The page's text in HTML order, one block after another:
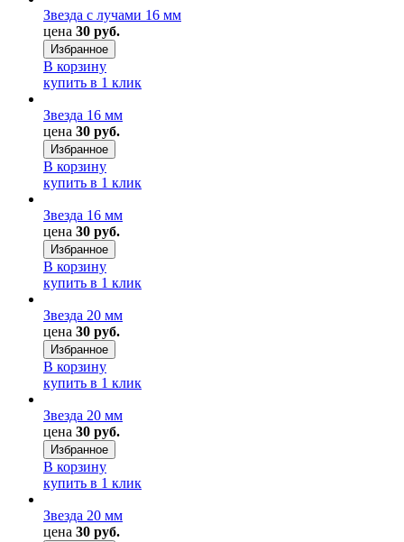
Звезда с лучами 16 мм
цена 30 руб.
Избранное
В корзину
купить в 1 клик
Звезда 16 мм
цена 30 руб.
Избранное
В корзину
купить в 1 клик
Звезда 16 мм
цена 30 руб.
Избранное
В корзину
купить в 1 клик
Звезда 20 мм
цена 30 руб.
Избранное
В корзину
купить в 1 клик
Звезда 20 мм
цена 30 руб.
Избранное
В корзину
купить в 1 клик
Звезда 20 мм
цена 30 руб.